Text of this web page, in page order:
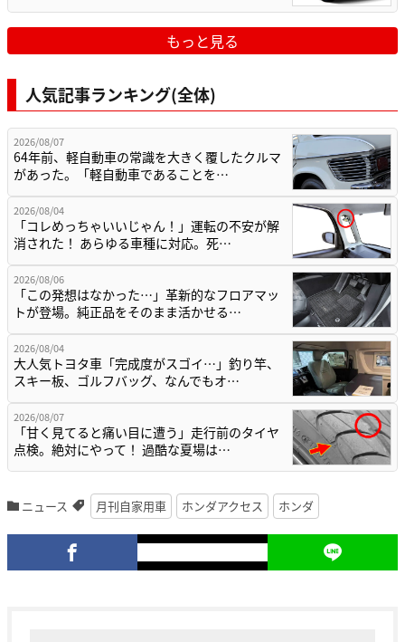
もっと見る
人気記事ランキング(全体)
2026/08/07
64年前、軽自動車の常識を大きく覆したクルマ
があった。「軽自動車であることを…
2026/08/04
「コレめっちゃいいじゃん！」運転の不安が解
消された！ あらゆる車種に対応。死…
2026/08/06
「この発想はなかった…」革新的なフロアマッ
トが登場。純正品をそのまま活かせる…
2026/08/04
大人気トヨタ車「完成度がスゴイ…」釣り竿、
スキー板、ゴルフバッグ、なんでもオ…
2026/08/07
「甘く見てると痛い目に遭う」走行前のタイヤ
点検。絶対にやって！ 過酷な夏場は…
ニュース 月刊自家用車 ホンダアクセス ホンダ